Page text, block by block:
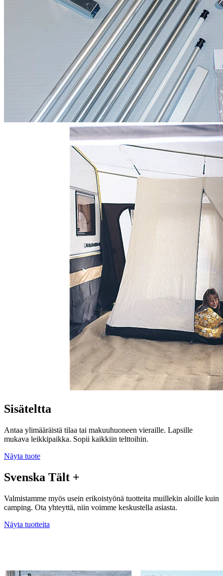
Sisäteltta
Antaa ylimääräistä tilaa tai makuuhuoneen vieraille. Lapsille
mukava leikkipaikka. Sopii kaikkiin telttoihin.
Näyta tuote
Svenska Tält +
Valmistamme myös usein erikoistyönä tuotteita muillekin aloille kuin
camping. Ota yhteyttä, niin voimme keskustella asiasta.
Näyta tuotteita